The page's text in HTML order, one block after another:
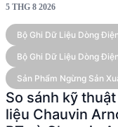
5 THG 8 2026
Bộ Ghi Dữ Liệu Dòng
Bộ Ghi Dữ Liệu Dòng
Arnoux AL834 (kèm
Sản Phẩm Ngừng Sản
So sánh kỹ
liệu Chauvin